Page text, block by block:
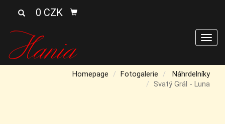
0 CZK
Homepage Fotogalerie
Náhrdelníky
Svatý Grál - Luna